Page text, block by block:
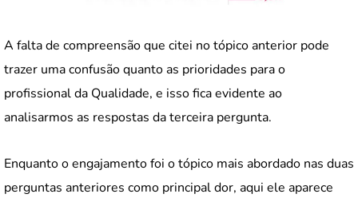
A falta de compreensão que citei no tópico anterior pode
trazer uma confusão quanto as prioridades para o
profissional da Qualidade, e isso fica evidente ao
analisarmos as respostas da terceira pergunta.
Enquanto o engajamento foi o tópico mais abordado nas duas
perguntas anteriores como principal dor, aqui ele aparece